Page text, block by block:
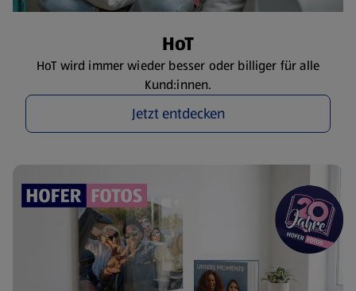
HoT
HoT wird immer wieder besser oder billiger für alle
Kund:innen.
Jetzt entdecken